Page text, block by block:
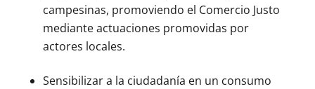
campesinas, promoviendo el Comercio Justo
mediante actuaciones promovidas por
actores locales.
Sensibilizar a la ciudadanía en un consumo